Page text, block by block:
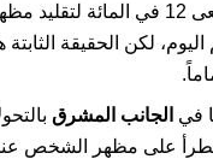
أنيقة تناسب الموضة، بينما
لكن الحقيقة
في الجانب المشرق
يطرأ على مظهر الشخص